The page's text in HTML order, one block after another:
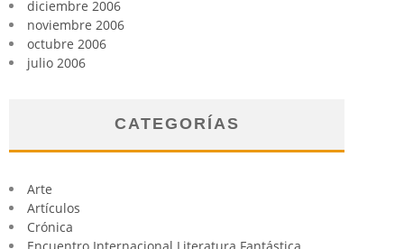
diciembre 2006
noviembre 2006
octubre 2006
julio 2006
CATEGORÍAS
Arte
Artículos
Crónica